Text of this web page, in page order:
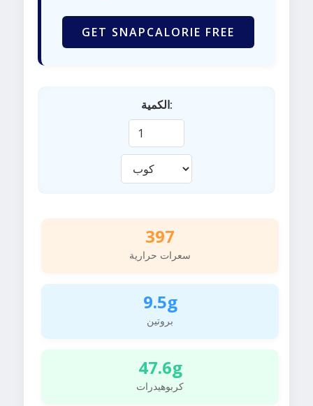
GET SNAPCALORIE FREE
الكمية:
397
سعرات حرارية
9.5g
بروتين
47.6g
كربوهيدرات